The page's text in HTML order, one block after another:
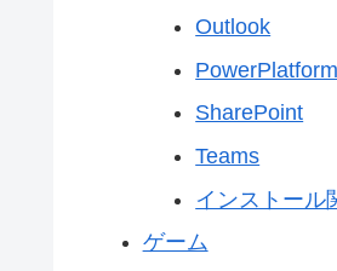
Outlook
PowerPlatform
SharePoint
Teams
インストール
ゲーム